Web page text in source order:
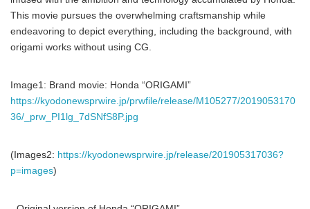
This movie pursues the overwhelming craftsmanship while
endeavoring to depict everything, including the background, with
origami works without using CG.
Image1: Brand movie: Honda “ORIGAMI”
https://kyodonewsprwire.jp/prwfile/release/M105277/2019053170
36/_prw_PI1lg_7dSNfS8P.jpg
(Images2: https://kyodonewsprwire.jp/release/201905317036?
p=images)